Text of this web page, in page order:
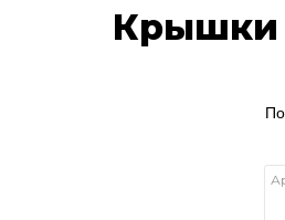
Крышки